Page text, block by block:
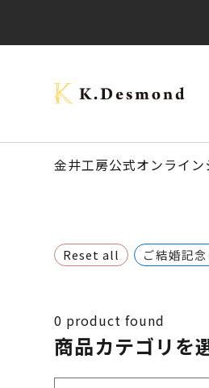
金井工房公式オンライン
Reset all ご結婚記
0 product found
商品カテゴリを